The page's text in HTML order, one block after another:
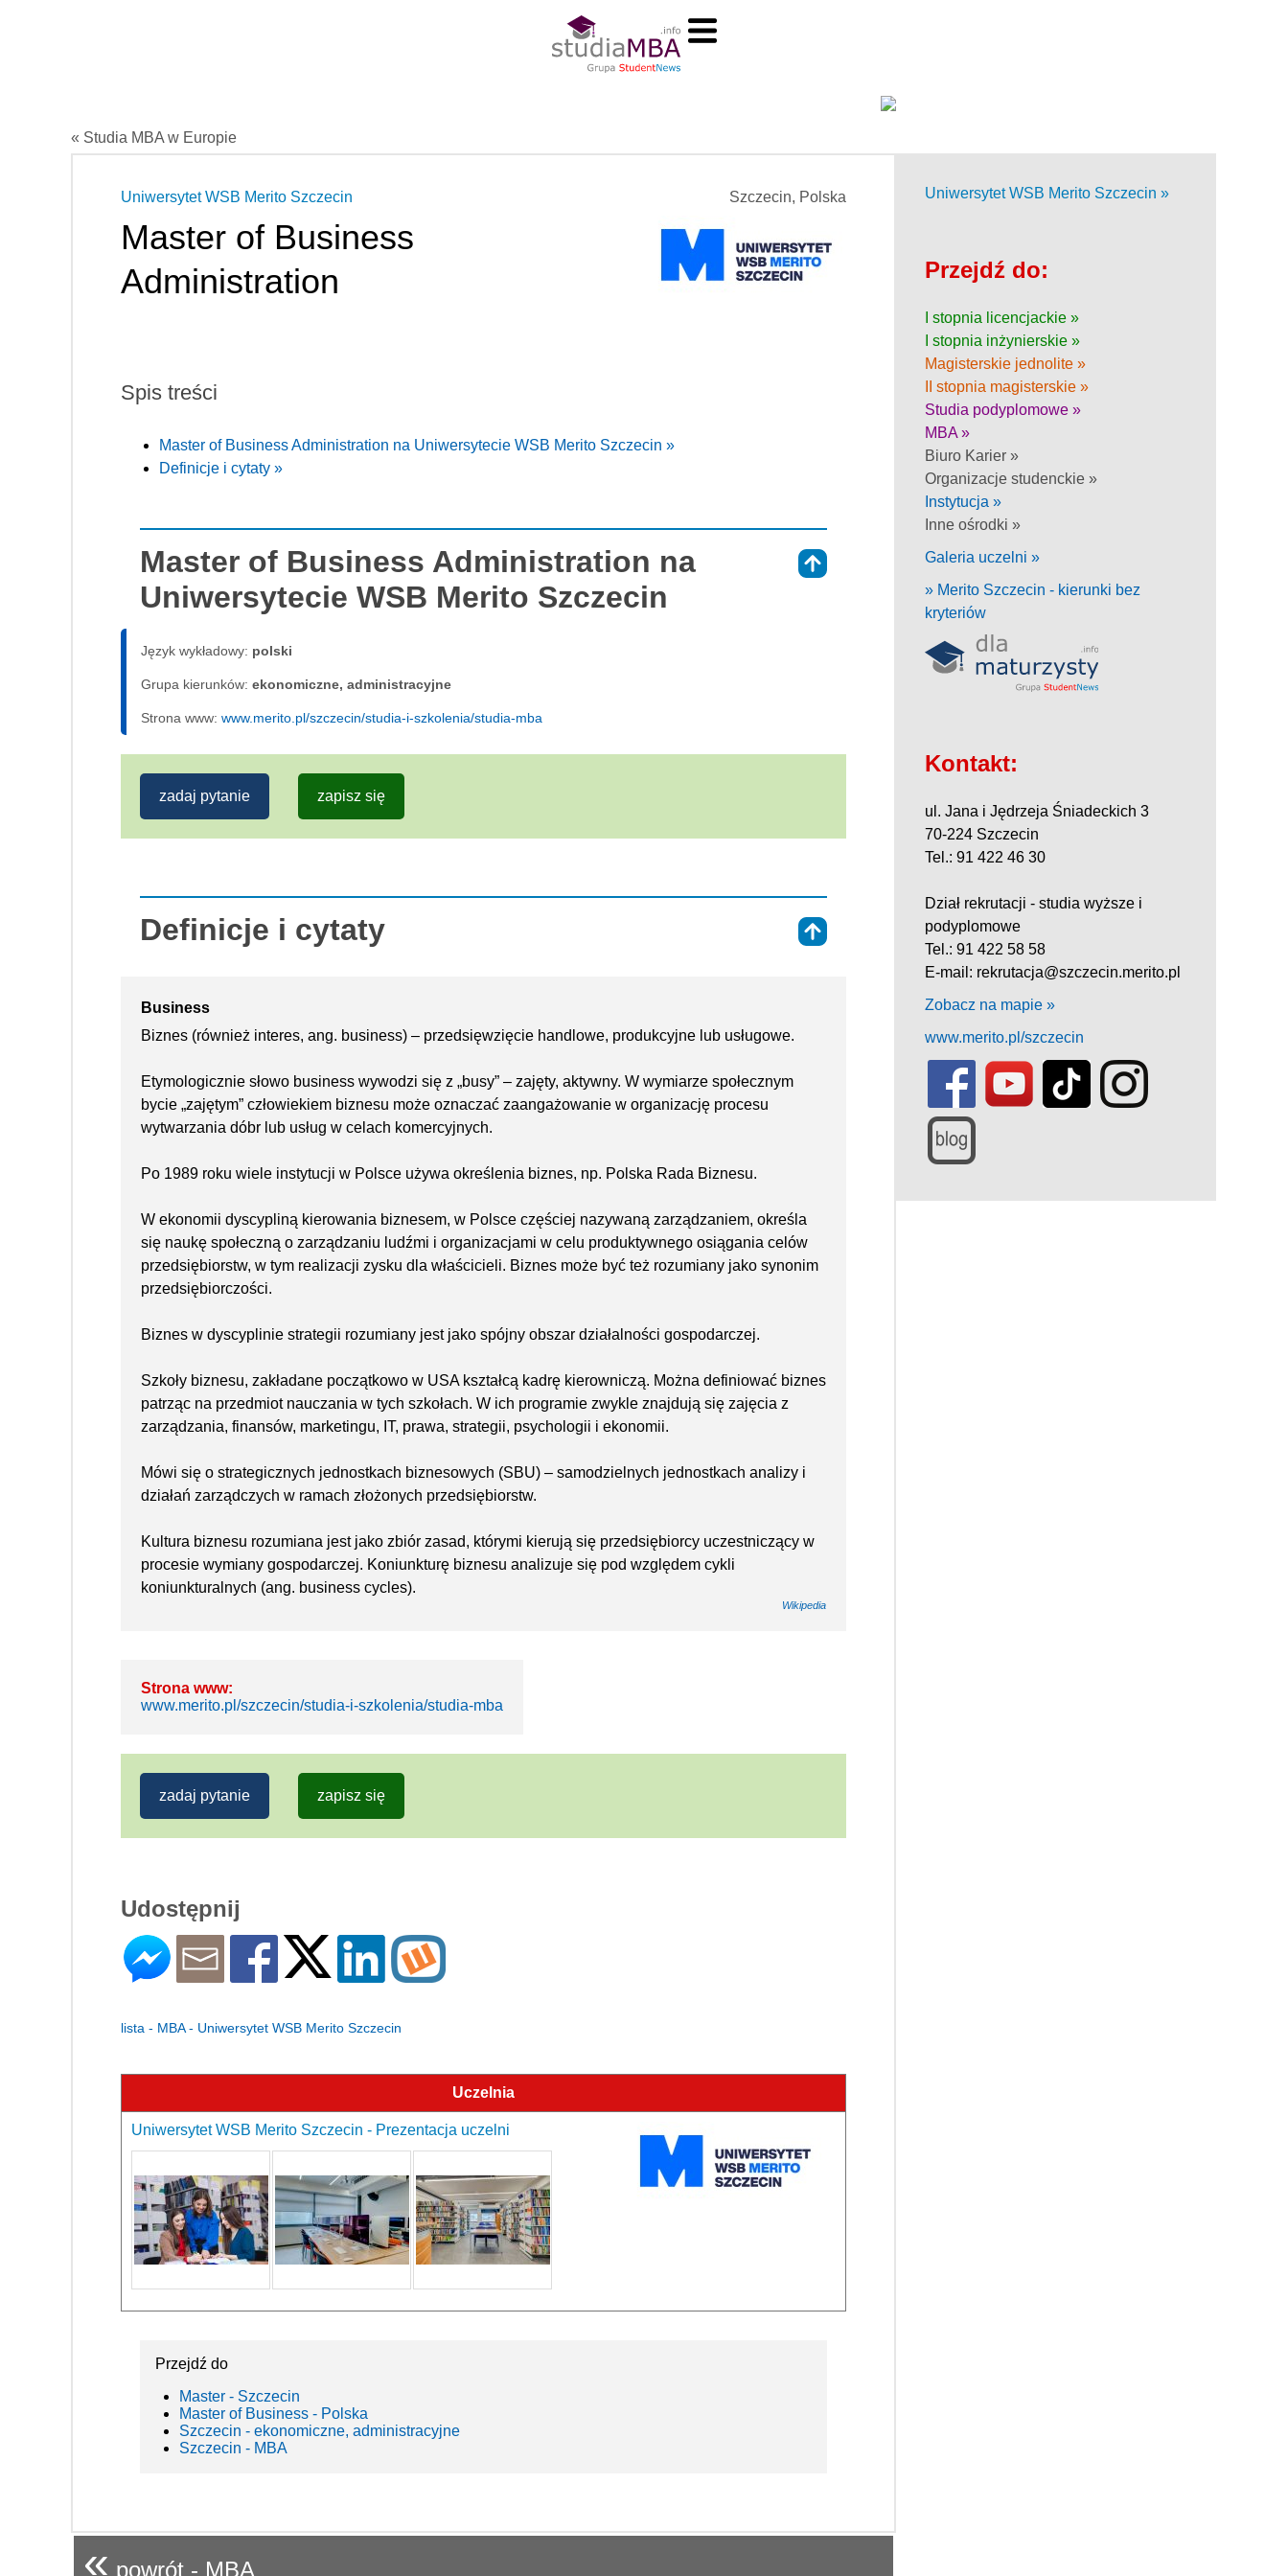
« Studia MBA w Europie
Szczecin, Polska
Uniwersytet WSB Merito Szczecin
Master of Business
Administration
Spis treści
Master of Business Administration na Uniwersytecie WSB Merito Szczecin »
Definicje i cytaty »
Master of Business Administration na
Uniwersytecie WSB Merito Szczecin
Język wykładowy: polski
Grupa kierunków: ekonomiczne, administracyjne
Strona www: www.merito.pl/szczecin/studia-i-szkolenia/studia-mba
zadaj pytanie zapisz się
Definicje i cytaty
Business
Biznes (również interes, ang. business) – przedsięwzięcie handlowe, produkcyjne lub usługowe.
Etymologicznie słowo business wywodzi się z „busy” – zajęty, aktywny. W wymiarze społecznym
bycie „zajętym” człowiekiem biznesu może oznaczać zaangażowanie w organizację procesu
wytwarzania dóbr lub usług w celach komercyjnych.
Po 1989 roku wiele instytucji w Polsce używa określenia biznes, np. Polska Rada Biznesu.
W ekonomii dyscypliną kierowania biznesem, w Polsce częściej nazywaną zarządzaniem, określa
się naukę społeczną o zarządzaniu ludźmi i organizacjami w celu produktywnego osiągania celów
przedsiębiorstw, w tym realizacji zysku dla właścicieli. Biznes może być też rozumiany jako synonim
przedsiębiorczości.
Biznes w dyscyplinie strategii rozumiany jest jako spójny obszar działalności gospodarczej.
Szkoły biznesu, zakładane początkowo w USA kształcą kadrę kierowniczą. Można definiować biznes
patrząc na przedmiot nauczania w tych szkołach. W ich programie zwykle znajdują się zajęcia z
zarządzania, finansów, marketingu, IT, prawa, strategii, psychologii i ekonomii.
Mówi się o strategicznych jednostkach biznesowych (SBU) – samodzielnych jednostkach analizy i
działań zarządczych w ramach złożonych przedsiębiorstw.
Kultura biznesu rozumiana jest jako zbiór zasad, którymi kierują się przedsiębiorcy uczestniczący w
procesie wymiany gospodarczej. Koniunkturę biznesu analizuje się pod względem cykli
koniunkturalnych (ang. business cycles).
Wikipedia
Strona www:
www.merito.pl/szczecin/studia-i-szkolenia/studia-mba
zadaj pytanie zapisz się
Udostępnij
lista - MBA - Uniwersytet WSB Merito Szczecin
Uczelnia
Uniwersytet WSB Merito Szczecin - Prezentacja uczelni
Przejdź do
Master - Szczecin
Master of Business - Polska
Szczecin - ekonomiczne, administracyjne
Szczecin - MBA
« powrót - MBA
Uniwersytet WSB Merito Szczecin »
Przejdź do:
I stopnia licencjackie »
I stopnia inżynierskie »
Magisterskie jednolite »
II stopnia magisterskie »
Studia podyplomowe »
MBA »
Biuro Karier »
Organizacje studenckie »
Instytucja »
Inne ośrodki »
Galeria uczelni »
» Merito Szczecin - kierunki bez
kryteriów
Kontakt:
ul. Jana i Jędrzeja Śniadeckich 3
70-224 Szczecin
Tel.: 91 422 46 30
Dział rekrutacji - studia wyższe i
podyplomowe
Tel.: 91 422 58 58
E-mail: rekrutacja@szczecin.merito.pl
Zobacz na mapie »
www.merito.pl/szczecin